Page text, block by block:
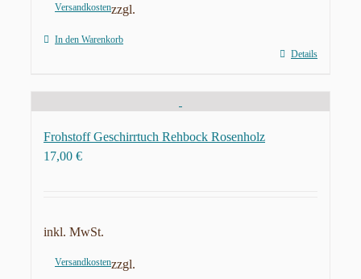
zzgl.
Versandkosten
In den Warenkorb
Details
Frohstoff Geschirrtuch Rehbock Rosenholz
17,00 €
inkl. MwSt.
zzgl.
Versandkosten